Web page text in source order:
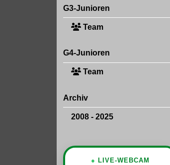
G3-Junioren
Team
G4-Junioren
Team
Archiv
2008 - 2025
● LIVE-WEBCAM